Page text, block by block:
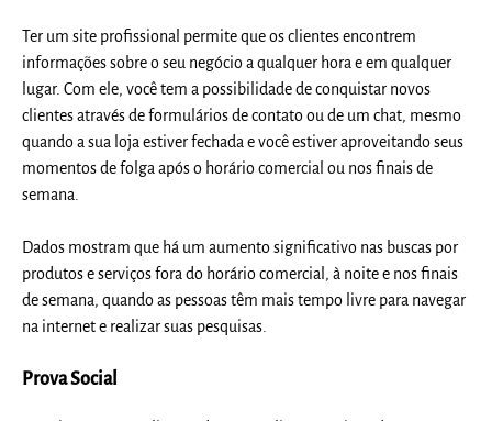
Ter um site profissional permite que os clientes encontrem
informações sobre o seu negócio a qualquer hora e em qualquer
lugar. Com ele, você tem a possibilidade de conquistar novos
clientes através de formulários de contato ou de um chat, mesmo
quando a sua loja estiver fechada e você estiver aproveitando seus
momentos de folga após o horário comercial ou nos finais de
semana.
Dados mostram que há um aumento significativo nas buscas por
produtos e serviços fora do horário comercial, à noite e nos finais
de semana, quando as pessoas têm mais tempo livre para navegar
na internet e realizar suas pesquisas.
Prova Social